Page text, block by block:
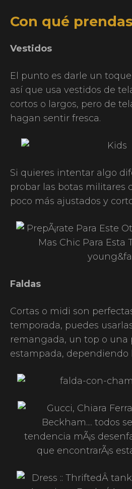
Con qué
Vestidos
El punto es darle un
así que usa vestidos de
cortos o largos, pero de
hagan sentir fresca.
Si quieres intentar algo
probar las botas militares
poco más ajustados y
Faldas
Cortas o midi son
temporada, puedes
remangada, un top o una
estampada, dependiendo